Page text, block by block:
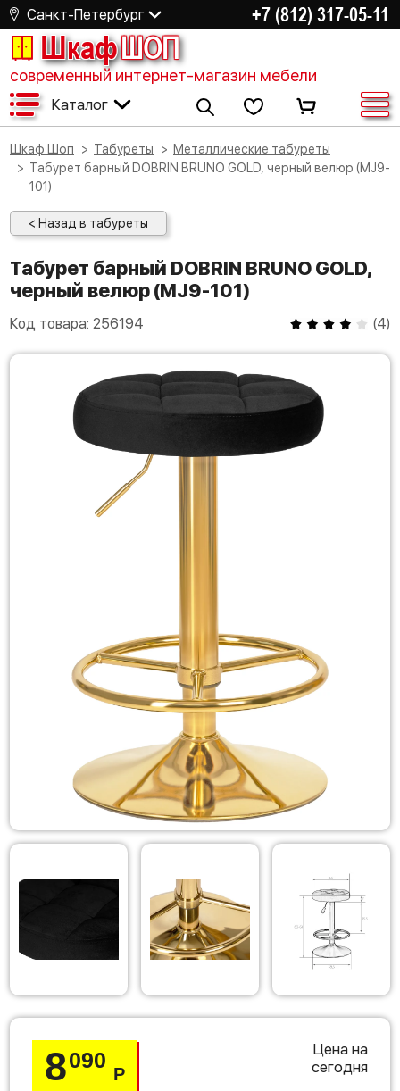
Санкт-Петербург +7 (812) 317-05-11
ШкафШОП
современный интернет-магазин мебели
Каталог
Шкаф Шоп Табуреты
Металлические табуреты
Табурет барный DOBRIN BRUNO GOLD, черный велюр (MJ9-
101)
< Назад в табуреты
Табурет барный DOBRIN BRUNO GOLD,
черный велюр (MJ9-101)
Код товара: 256194 (4)
8090
Р
Цена на
сегодня